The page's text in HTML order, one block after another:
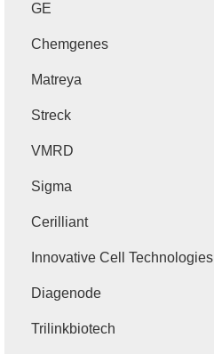
GE
Chemgenes
Matreya
Streck
VMRD
Sigma
Cerilliant
Innovative Cell Technologies
Diagenode
Trilinkbiotech